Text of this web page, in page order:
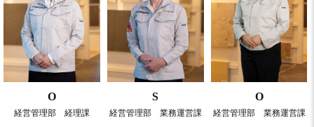
O
経営管理部 経理課
S
経営管理部 業務運営課
O
経営管理部 業務運営課